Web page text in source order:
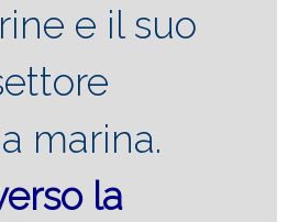
e il suo
marina.
la